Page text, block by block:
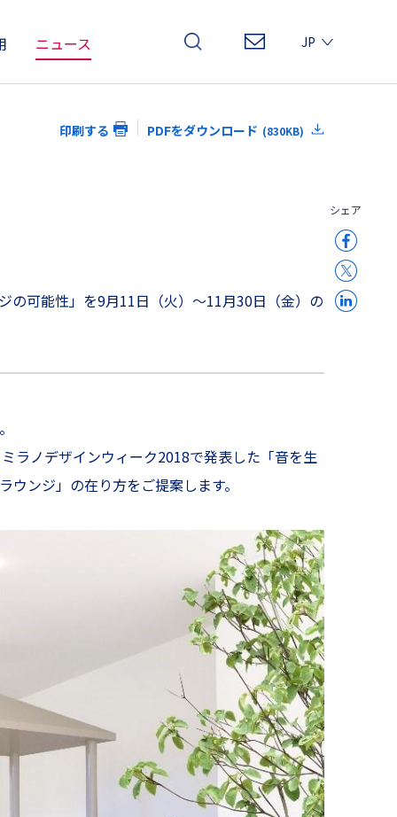
ニュース
JP
PDFをダウンロード (830KB)
印刷する
の可能性」を9月11日（火）～11月30日（金）の
ラノデザインウィーク2018で発表した「音を生
ンジ」の在り方をご提案します。
シェア